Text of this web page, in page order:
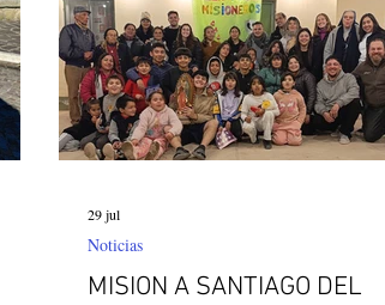
Corea del Sur Familia Paulina
MISION A SANTIAGO DEL
Noticias
29 jul